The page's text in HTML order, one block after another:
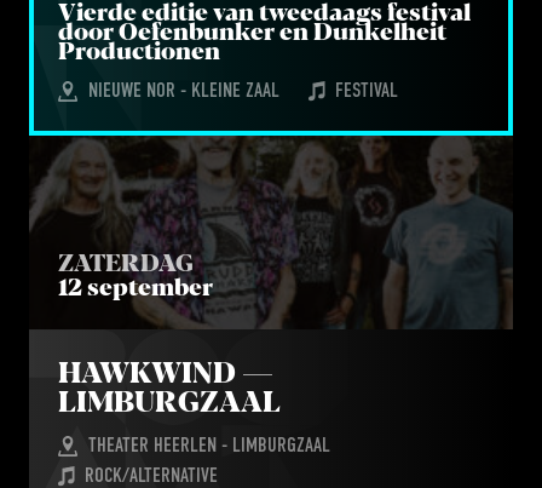
Vier­de edi­tie van twee­daags fes­ti­val
door Oefen­bun­ker en Dun­kel­heit
Productionen
NIEUWE NOR - KLEINE ZAAL FESTIVAL
ZATERDAG
12 september
HAWK­WIND —
LIMBURGZAAL
THEATER HEERLEN - LIMBURGZAAL
ROCK/ALTERNATIVE